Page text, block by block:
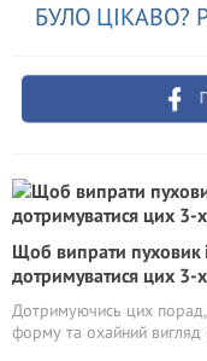
БУЛО ЦІКАВО?
Щоб випрати пуховик
дотримуватися цих 3-
Дотримуючись цих
форму та охайний вигляд